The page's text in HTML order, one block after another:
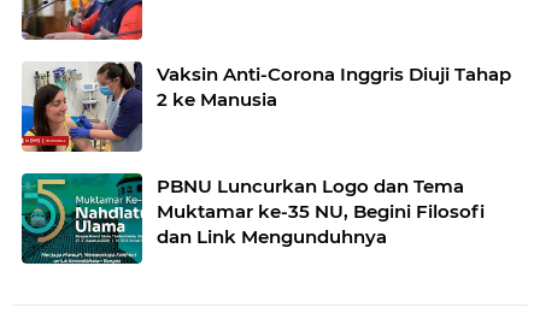
Vaksin Anti-Corona Inggris Diuji Tahap
2 ke Manusia
PBNU Luncurkan Logo dan Tema
Muktamar ke-35 NU, Begini Filosofi
dan Link Mengunduhnya